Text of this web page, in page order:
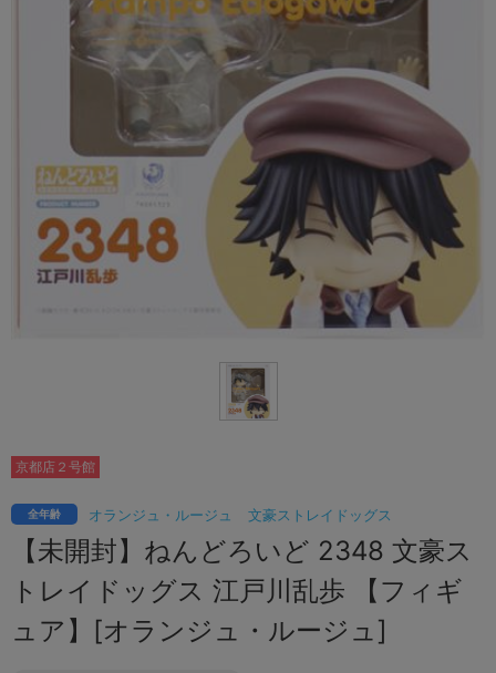
オランジュ・ルージュ 文豪ストレイドッグス
全年齢
【未開封】ねんどろいど 2348 文豪ス
トレイドッグス 江戸川乱歩 【フィギ
ュア】[オランジュ・ルージュ]
京都店２号館